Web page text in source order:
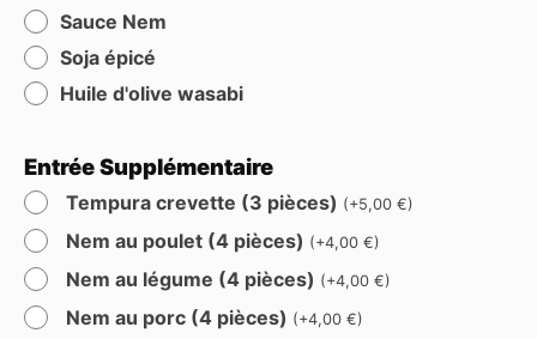
Sauce Nem
Soja épicé
Huile d'olive wasabi
Entrée Supplémentaire
Tempura crevette (3 pièces) (+5,00 €)
Nem au poulet (4 pièces) (+4,00 €)
Nem au légume (4 pièces) (+4,00 €)
Nem au porc (4 pièces) (+4,00 €)